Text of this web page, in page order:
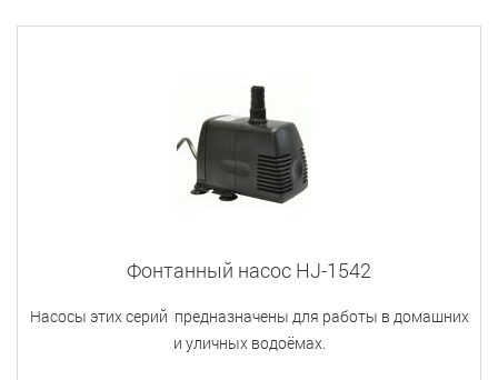
Фонтанный насос HJ-1542
Насосы этих серий предназначены для работы в домашних
и уличных водоёмах.